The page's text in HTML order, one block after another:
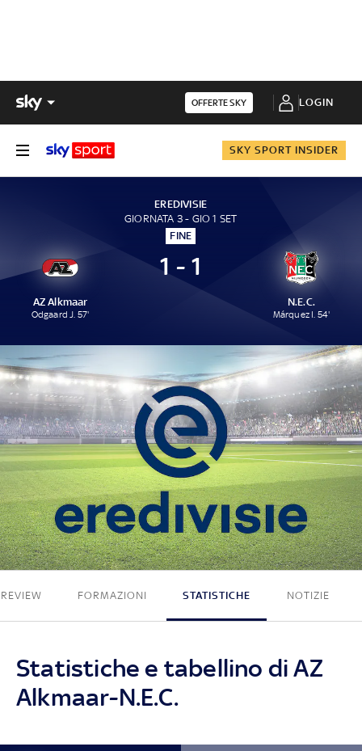
OFFERTE SKY LOGIN
SKY SPORT INSIDER
EREDIVISIE
GIORNATA 3 - GIO 1 SET
FINE
AZ Alkmaar
Odgaard J. 57'
1 - 1
N.E.C.
Márquez I. 54'
1 - 1
FORMAZIONI STATISTICHE NOTIZIE
Statistiche e tabellino di AZ
Alkmaar-N.E.C.